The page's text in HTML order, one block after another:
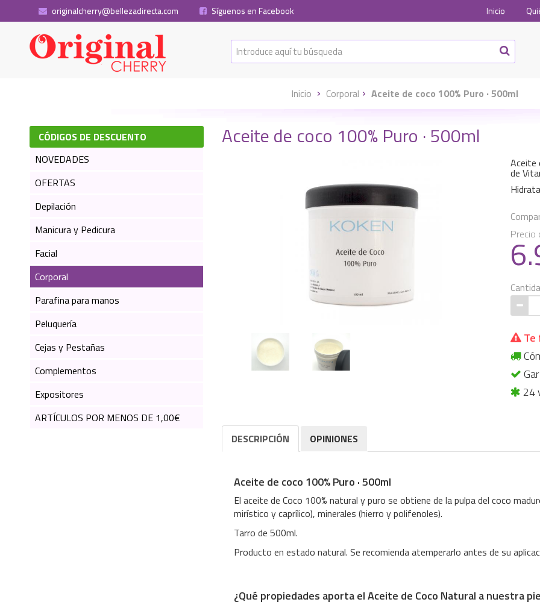
originalcherry@bellezadirecta.com Síguenos en Facebook Inicio
Inicio Corporal Aceite de coco 100% Puro · 500ml
CÓDIGOS DE DESCUENTO
NOVEDADES
OFERTAS
Depilación
Manicura y Pedicura
Facial
Corporal
Parafina para manos
Peluquería
Cejas y Pestañas
Complementos
Expositores
ARTÍCULOS POR MENOS DE 1,00€
Aceite de coco 100% Puro · 500ml
Aceite
de
Precio
Te
24
DESCRIPCIÓN OPINIONES
Aceite de coco 100% Puro · 500ml
El aceite de Coco 100% natural y puro se obtiene de la pulpa del coco
mirístico y caprílico), minerales (hierro y polifenoles).
Tarro de 500ml.
Producto en estado natural. Se recomienda atemperarlo antes de su
¿Qué propiedades aporta el Aceite de Coco Natural a nuestra